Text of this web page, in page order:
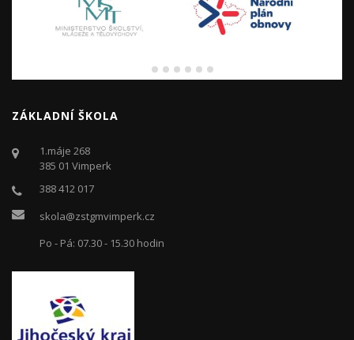
ZÁKLADNÍ ŠKOLA
1.máje 268
385 01 Vimperk
388 412 017
skola@zstgmvimperk.cz
Po - Pá: 07.30 - 15.30 hodin